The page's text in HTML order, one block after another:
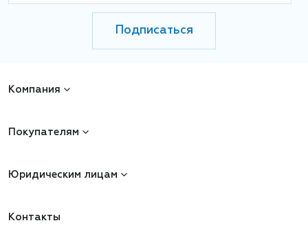
Подписаться
Компания
Покупателям
Юридическим лицам
Контакты